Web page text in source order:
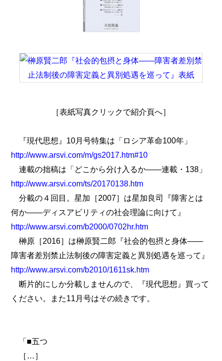
［表紙写真クリックで紹介頁へ］
『現代思想』10月号特集は「ロシア革命100年」
http://www.arsvi.com/m/gs2017.htm#10
連載の拙稿は「どこから分け入るか――連載・138」
http://www.arsvi.com/ts/20170138.htm
分載の４回目。星加［2007］は星加良司『障害とは
何か――ディスアビリティの社会理論に向けて』
http://www.arsvi.com/b2000/0702hr.htm
榊原［2016］は榊原賢二郎『社会的包摂と身体――
障害者差別禁止法制後の障害定義と異別処遇を巡って』
http://www.arsvi.com/b2010/1611sk.htm
断片的にしか分載しませんので、『現代思想』買って
ください。また11月号はその続きです。
「■五つ
［…］